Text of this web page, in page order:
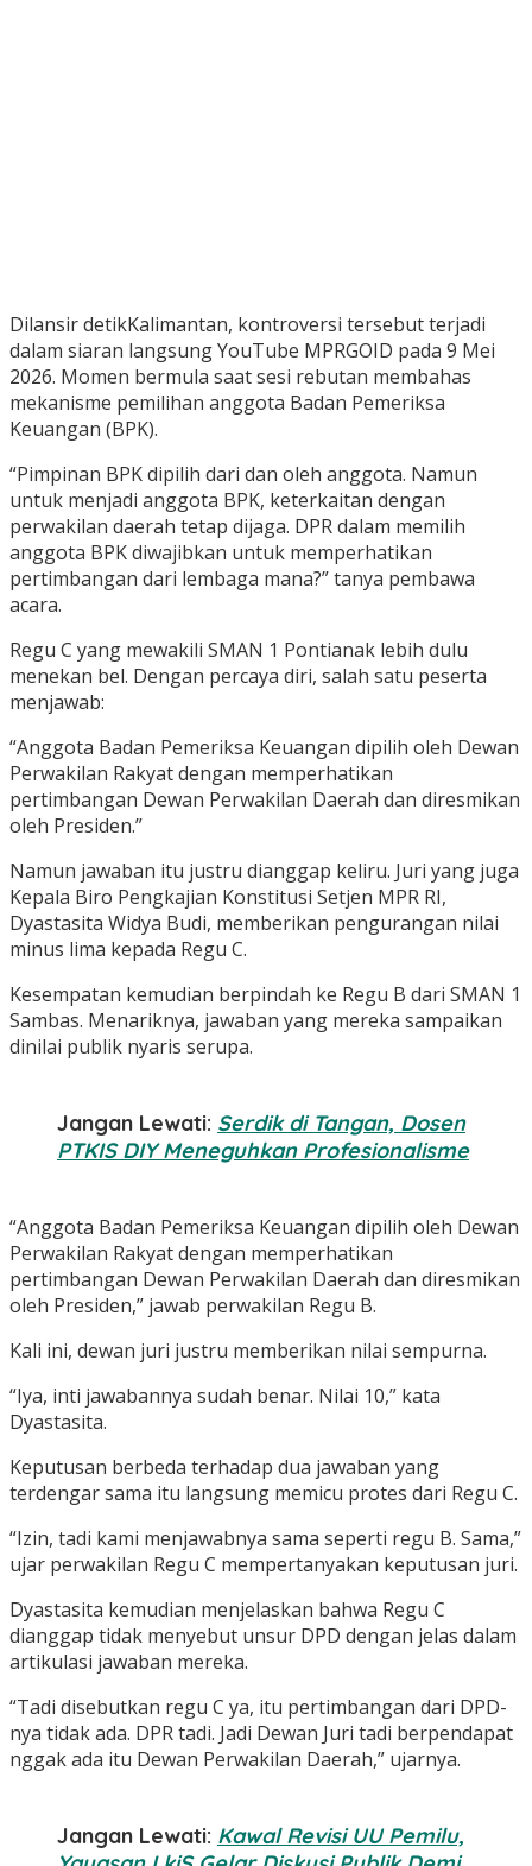
Dilansir detikKalimantan, kontroversi tersebut terjadi
dalam siaran langsung YouTube MPRGOID pada 9 Mei
2026. Momen bermula saat sesi rebutan membahas
mekanisme pemilihan anggota Badan Pemeriksa
Keuangan (BPK).
“Pimpinan BPK dipilih dari dan oleh anggota. Namun
untuk menjadi anggota BPK, keterkaitan dengan
perwakilan daerah tetap dijaga. DPR dalam memilih
anggota BPK diwajibkan untuk memperhatikan
pertimbangan dari lembaga mana?” tanya pembawa
acara.
Regu C yang mewakili SMAN 1 Pontianak lebih dulu
menekan bel. Dengan percaya diri, salah satu peserta
menjawab:
“Anggota Badan Pemeriksa Keuangan dipilih oleh Dewan
Perwakilan Rakyat dengan memperhatikan
pertimbangan Dewan Perwakilan Daerah dan diresmikan
oleh Presiden.”
Namun jawaban itu justru dianggap keliru. Juri yang juga
Kepala Biro Pengkajian Konstitusi Setjen MPR RI,
Dyastasita Widya Budi, memberikan pengurangan nilai
minus lima kepada Regu C.
Kesempatan kemudian berpindah ke Regu B dari SMAN 1
Sambas. Menariknya, jawaban yang mereka sampaikan
dinilai publik nyaris serupa.
Jangan Lewati: Serdik di Tangan, Dosen
PTKIS DIY Meneguhkan Profesionalisme
“Anggota Badan Pemeriksa Keuangan dipilih oleh Dewan
Perwakilan Rakyat dengan memperhatikan
pertimbangan Dewan Perwakilan Daerah dan diresmikan
oleh Presiden,” jawab perwakilan Regu B.
Kali ini, dewan juri justru memberikan nilai sempurna.
“Iya, inti jawabannya sudah benar. Nilai 10,” kata
Dyastasita.
Keputusan berbeda terhadap dua jawaban yang
terdengar sama itu langsung memicu protes dari Regu C.
“Izin, tadi kami menjawabnya sama seperti regu B. Sama,”
ujar perwakilan Regu C mempertanyakan keputusan juri.
Dyastasita kemudian menjelaskan bahwa Regu C
dianggap tidak menyebut unsur DPD dengan jelas dalam
artikulasi jawaban mereka.
“Tadi disebutkan regu C ya, itu pertimbangan dari DPD-
nya tidak ada. DPR tadi. Jadi Dewan Juri tadi berpendapat
nggak ada itu Dewan Perwakilan Daerah,” ujarnya.
Jangan Lewati: Kawal Revisi UU Pemilu,